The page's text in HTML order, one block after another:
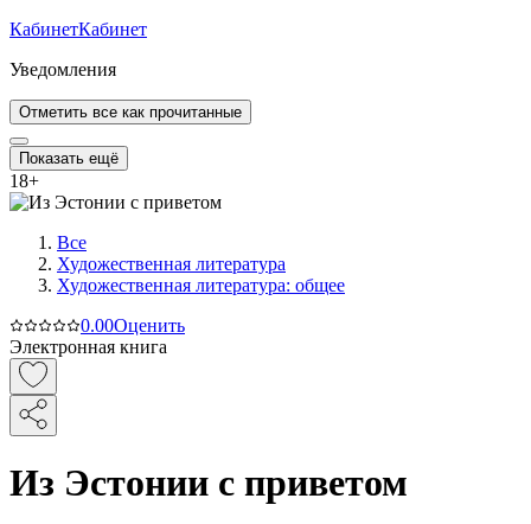
КабинетКабинет
Уведомления
Отметить все как прочитанные
Показать ещё
18+
Все
Художественная литература
Художественная литература: общее
0.00Оценить
Электронная книга
Из Эстонии с приветом